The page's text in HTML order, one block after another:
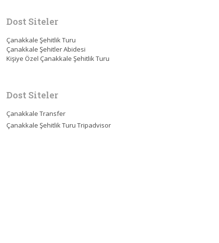
Dost Siteler
Çanakkale Şehitlik Turu
Çanakkale Şehitler Abidesi
Kişiye Özel Çanakkale Şehitlik Turu
Dost Siteler
Çanakkale Transfer
Çanakkale Şehitlik Turu Tripadvisor